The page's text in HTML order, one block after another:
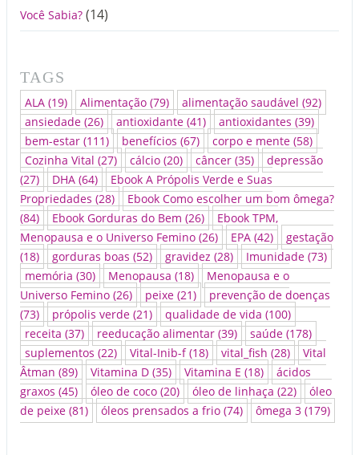
Você Sabia? (14)
TAGS
ALA (19) Alimentação (79) alimentação saudável (92)
ansiedade (26) antioxidante (41) antioxidantes (39)
bem-estar (111) benefícios (67) corpo e mente (58)
Cozinha Vital (27) cálcio (20) câncer (35)
depressão
(27)
DHA (64)
Ebook A Própolis Verde e Suas
Propriedades (28)
Ebook Como escolher um bom ômega?
(84)
Ebook Gorduras do Bem (26)
Ebook TPM,
Menopausa e o Universo Femino (26) EPA (42)
gestação
(18)
gorduras boas (52) gravidez (28) Imunidade (73)
memória (30) Menopausa (18)
Menopausa e o
Universo Femino (26) peixe (21)
prevenção de doenças
(73)
própolis verde (21) qualidade de vida (100)
receita (37) reeducação alimentar (39) saúde (178)
suplementos (22) Vital-Inib-f(18) vital_fish (28)
Vital
Âtman (89) Vitamina D (35) Vitamina E (18)
ácidos
graxos (45) óleo de coco (20) óleo de linhaça (22)
óleo
de peixe (81) óleos prensados a frio (74) ômega 3 (179)